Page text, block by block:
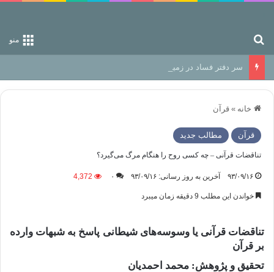
منو
سر دفتر فساد در زمین‌، دوری وکناره‌گیری از راه خداست‌!
خانه » قرآن
قرآن مطالب جدید
تناقضات قرآنی – چه کسی روح را هنگام مرگ می‌گیرد؟
۹۳/۰۹/۱۶ آخرین به روز رسانی: ۹۳/۰۹/۱۶ ۰ 4,372
خواندن این مطلب 9 دقیقه زمان میبرد
تناقضات قرآنی یا وسوسه‌های شیطانی پاسخ به شبهات وارده
بر قرآن
تحقیق و پژوهش: محمد احمدیان